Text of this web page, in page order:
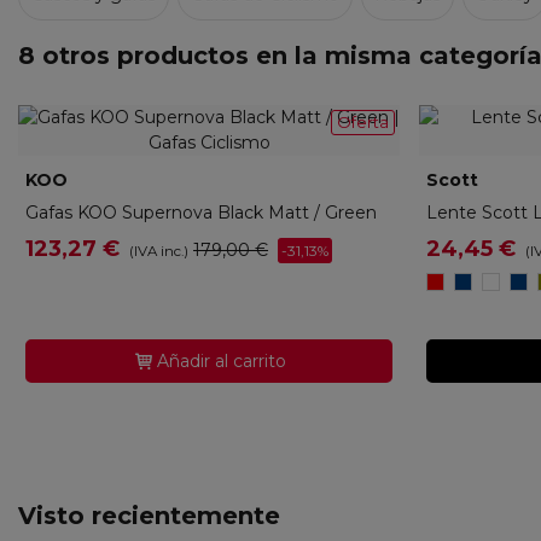
8 otros productos en la misma
Oferta
KOO
Gafas KOO Supernova Black Matt / Green
123,27 € (IVA inc.) 179,00 € -31,13%
Añadir al carrito
Scott
Lente Scott
24,45 €
RED
CAT
BLUE
CAT
CLEAR
3
Visto recientemente